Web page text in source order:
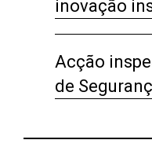
inovação
Acção
de